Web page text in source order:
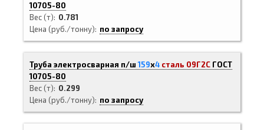
10705-80
Вес (т)
0.781
Цена (руб./тонну)
по запросу
Труба электросварная п/ш159х4 сталь 09Г2С ГОСТ
10705-80
Вес (т)
0.299
Цена (руб./тонну)
по запросу